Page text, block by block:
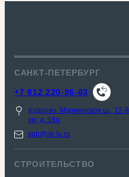
САНКТ-ПЕТЕРБУРГ
+7 812 220-96-63
Кудрово, Мурманское ш., 12-й
км, д. 19a
spb@sk-tu.ru
СТРОИТЕЛЬСТВО